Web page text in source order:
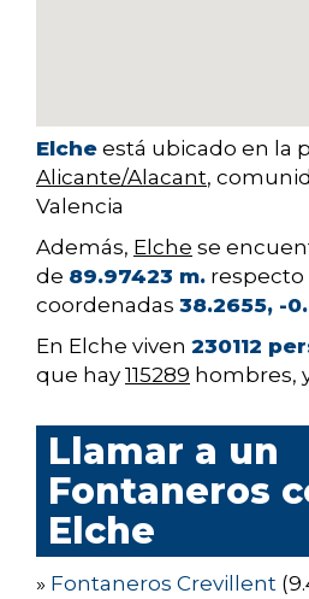
Elche está ubicado en la
Alicante/Alacant,
Valencia
Además, Elche se
de 89.97423 m. respecto
coordenadas 38.2655, -
En Elche viven 230112
que hay 115289 hombres,
Llamar a un
Fontaneros
Elche
» Fontaneros Crevillent